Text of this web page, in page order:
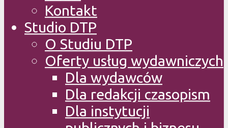
Kontakt
Studio DTP
O Studiu DTP
Oferty usług wydawniczych
Dla wydawców
Dla redakcji czasopism
Dla instytucji